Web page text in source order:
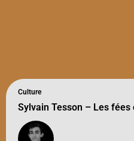
Culture
Sylvain Tesson – Les fées